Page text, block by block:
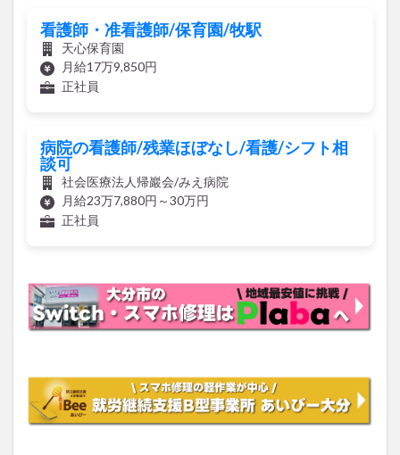
看護師・准看護師/保育園/牧駅
天心保育園
月給17万9,850円
正社員
病院の看護師/残業ほぼなし/看護/シフト相
談可
社会医療法人帰巖会/みえ病院
月給23万7,880円～30万円
正社員